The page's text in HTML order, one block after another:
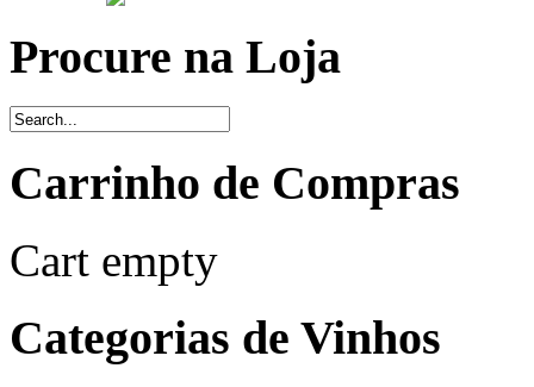
Procure na Loja
Carrinho de Compras
Cart empty
Categorias de Vinhos